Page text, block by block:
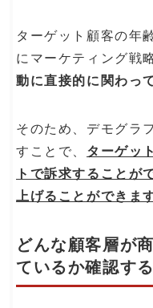
ターゲット顧客の年
にマーケティング戦
動に直接的に関わっ
そのため、デモグラ
すことで、 ターゲッ
トで訴求することが
上げることができま
どんな顧客層が
ているか確認する